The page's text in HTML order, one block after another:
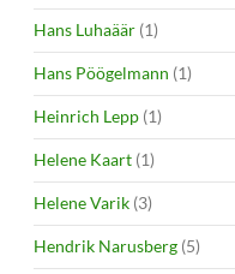
Hans Luhaäär (1)
Hans Pöögelmann (1)
Heinrich Lepp (1)
Helene Kaart (1)
Helene Varik (3)
Hendrik Narusberg (5)